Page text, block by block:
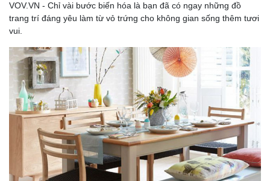
Sức khỏe
Dinh dưỡng - món ngon
Cây thuốc
Sản phụ khoa
Nam khoa
Làm đẹp - giảm cân
Phòng mạch online
Ăn sạch sống khỏe
Đời sống
Nhà đẹp
Blog
Tình yêu - Gia đình
VOV.VN - Chỉ vài bước biến hóa là bạn đã có ngay những đồ
trang trí đáng yêu làm từ vỏ trứng cho không gian sống thêm tươi
vui.